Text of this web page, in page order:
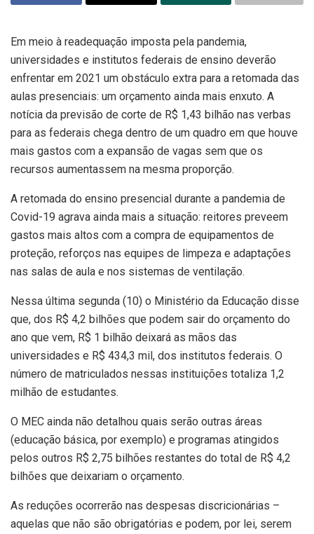
Em meio à readequação imposta pela pandemia,
universidades e institutos federais de ensino deverão
enfrentar em 2021 um obstáculo extra para a retomada das
aulas presenciais: um orçamento ainda mais enxuto. A
notícia da previsão de corte de R$ 1,43 bilhão nas verbas
para as federais chega dentro de um quadro em que houve
mais gastos com a expansão de vagas sem que os
recursos aumentassem na mesma proporção.
A retomada do ensino presencial durante a pandemia de
Covid-19 agrava ainda mais a situação: reitores preveem
gastos mais altos com a compra de equipamentos de
proteção, reforços nas equipes de limpeza e adaptações
nas salas de aula e nos sistemas de ventilação.
Nessa última segunda (10) o Ministério da Educação disse
que, dos R$ 4,2 bilhões que podem sair do orçamento do
ano que vem, R$ 1 bilhão deixará as mãos das
universidades e R$ 434,3 mil, dos institutos federais. O
número de matriculados nessas instituições totaliza 1,2
milhão de estudantes.
O MEC ainda não detalhou quais serão outras áreas
(educação básica, por exemplo) e programas atingidos
pelos outros R$ 2,75 bilhões restantes do total de R$ 4,2
bilhões que deixariam o orçamento.
As reduções ocorrerão nas despesas discricionárias –
aquelas que não são obrigatórias e podem, por lei, serem